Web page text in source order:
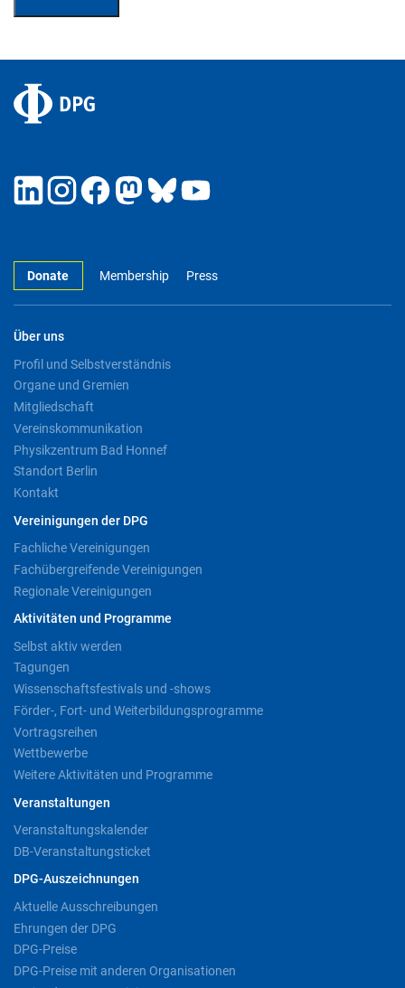
Donate Membership Press
Über uns
Profil und Selbstverständnis
Organe und Gremien
Mitgliedschaft
Vereinskommunikation
Physikzentrum Bad Honnef
Standort Berlin
Kontakt
Vereinigungen der DPG
Fachliche Vereinigungen
Fachübergreifende Vereinigungen
Regionale Vereinigungen
Aktivitäten und Programme
Selbst aktiv werden
Tagungen
Wissenschaftsfestivals und -shows
Förder-, Fort- und Weiterbildungsprogramme
Vortragsreihen
Wettbewerbe
Weitere Aktivitäten und Programme
Veranstaltungen
Veranstaltungskalender
DB-Veranstaltungsticket
DPG-Auszeichnungen
Aktuelle Ausschreibungen
Ehrungen der DPG
DPG-Preise
DPG-Preise mit anderen Organisationen